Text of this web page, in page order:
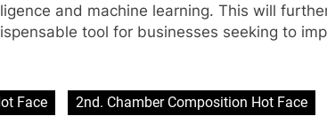
and machine learning. This will
tool for businesses seeking to
Face 2nd. Chamber Composition Hot Face